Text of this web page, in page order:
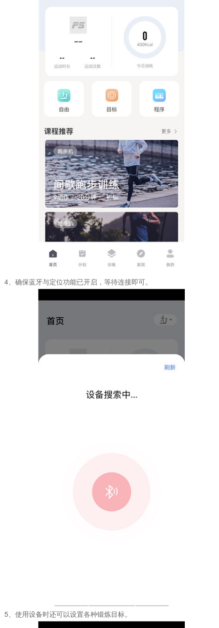
4、确保蓝牙与定位功能已开启，等待连接即可。
5、使用设备时还可以设置各种锻炼目标。